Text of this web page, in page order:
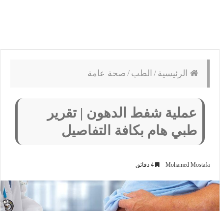
الرئيسية / الطب / صحة عامة
عملية شفط الدهون | تقرير
طبي هام بكافة التفاصيل
Mohamed Mostafa